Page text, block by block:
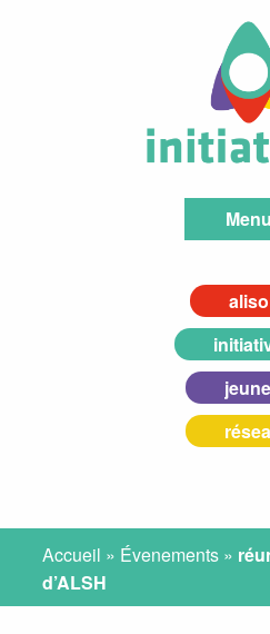
Menu
aliso
Accueil » Évenements »
d’ALSH